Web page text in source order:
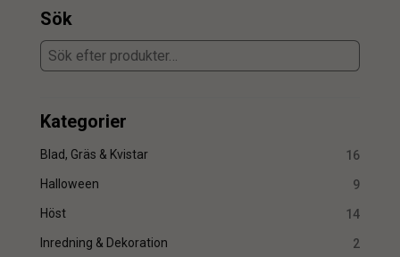
Sök
Kategorier
Blad, Gräs & Kvistar 16
Halloween 9
Höst 14
Inredning & Dekoration 2